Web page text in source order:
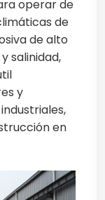
operar de
de
de alto
salinidad,
y
en